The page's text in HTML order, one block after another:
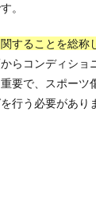
。
することを総称
らコンディショ
要で、スポーツ
行う必要があり